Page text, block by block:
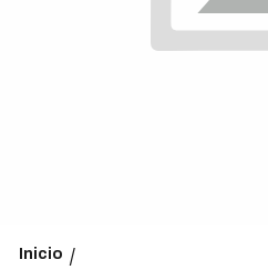
Inicio /